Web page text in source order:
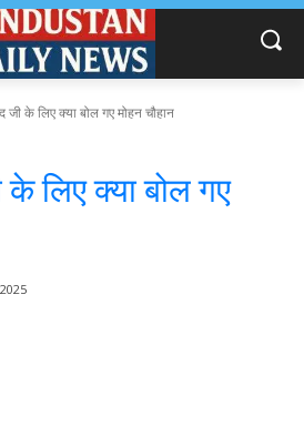
जी के लिए क्या बोल गए मोहन चौहान
लिए क्या बोल गए